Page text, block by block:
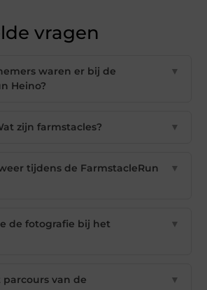
vragen
waren er bij de
Heino?
▼
zijn farmstacles? ▼
tijdens de FarmstacleRun
▼
de fotografie bij het
▼
van de
▼